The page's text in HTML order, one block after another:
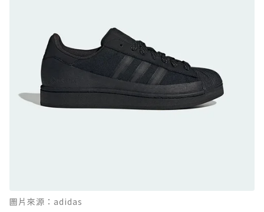
防水鞋推薦 10. PUMA Voyage NITRO™ 4
GORE-TEX：氮氣中底注入，回彈與防滑兼具的
全天候越野跑鞋
防水鞋推薦 11. On Cloudhorizon 2 WP：腳
感軟彈、搭載 Missiongrip™ 的防水輕越野鞋
Boot：馬汀首款雨靴登場，經典八孔加上全防
圖片來源：adidas